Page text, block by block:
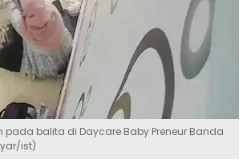
pada balita di Daycare Baby Preneur Banda
ist)